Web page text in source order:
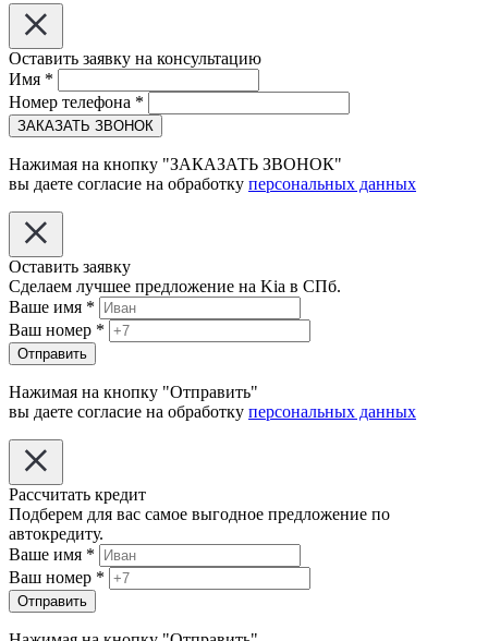
Оставить заявку на консультацию
Имя *
Номер телефона *
ЗАКАЗАТЬ ЗВОНОК
Нажимая на кнопку "ЗАКАЗАТЬ ЗВОНОК"
вы даете согласие на обработку персональных данных
Оставить заявку
Сделаем лучшее предложение на Kia в СПб.
Ваше имя *
Ваш номер *
Отправить
Нажимая на кнопку "Отправить"
вы даете согласие на обработку персональных данных
Рассчитать кредит
Подберем для вас самое выгодное предложение по
автокредиту.
Ваше имя *
Ваш номер *
Отправить